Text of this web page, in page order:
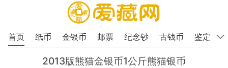
首页 纸币 金银币 邮票 纪念钞 古钱币 鉴定
2013版熊猫金银币1公斤熊猫银币